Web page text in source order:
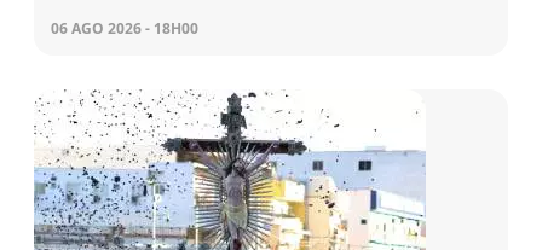
06 AGO 2026 - 18H00